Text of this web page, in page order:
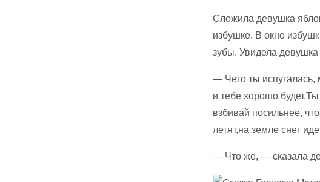
Сложила девушка
избушке. В окно
зубы. Увидела девушка
— Чего ты испугалась,
и тебе хорошо
взбивай посильнее,
летят,на земле снег
— Что же, — сказала